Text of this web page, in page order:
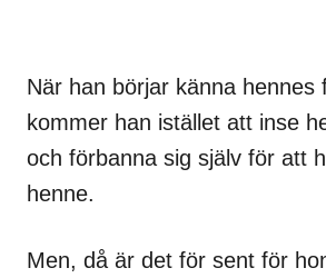
När han börjar känna hennes
kommer han istället att inse
och förbanna sig själv för att
henne.
Men, då är det för sent för